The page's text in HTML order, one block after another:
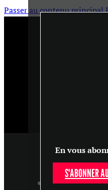
Passer au contenu principal
ARTICLES
En vous
S'ABONNER